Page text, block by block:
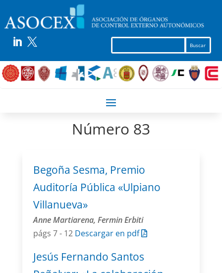
 
Número 83
Begoña Sesma, Premio
Auditoría Pública «Ulpiano
Villanueva»
Anne Martiarena, Fermin Erbiti
págs 7 - 12 Descargar en pdf
Jesús Fernando Santos